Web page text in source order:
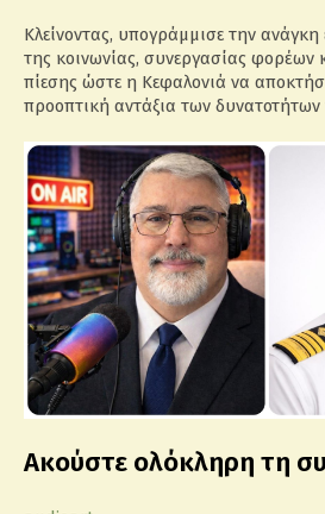
Κλείνοντας, υπογράμμισε την
της κοινωνίας, συνεργασίας φορέων
πίεσης ώστε η Κεφαλονιά να
προοπτική αντάξια των δυνατοτήτων
Ακούστε ολόκληρη τη